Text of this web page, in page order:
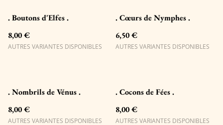
. Boutons d'Elfes .
8,00 €
AUTRES VARIANTES DISPONIBLES
. Cœurs de Nymphes .
6,50 €
AUTRES VARIANTES DISPONIBLES
. Nombrils de Vénus .
8,00 €
AUTRES VARIANTES DISPONIBLES
. Cocons de Fées .
8,00 €
AUTRES VARIANTES DISPONIBLES